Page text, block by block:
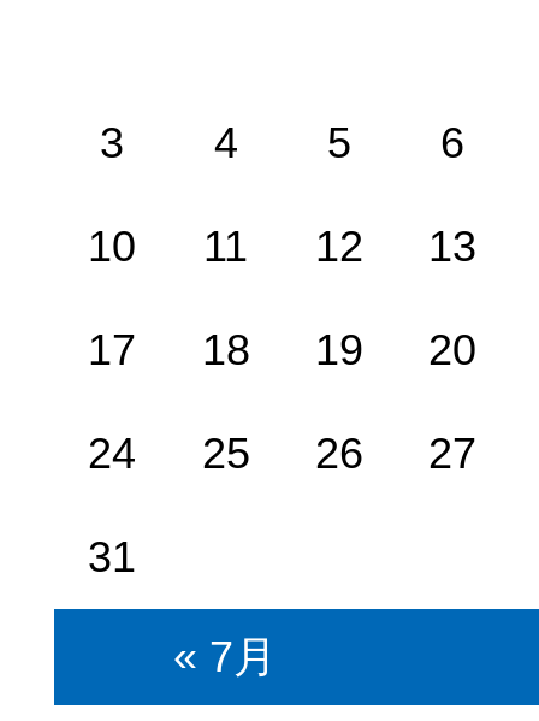
« 7月
3 4 5 6
10 11 12 13
17 18 19 20
24 25 26 27
31